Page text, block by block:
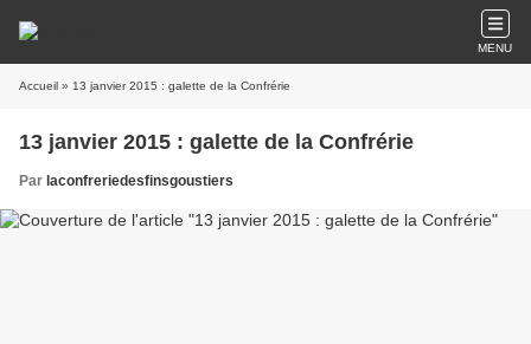
MENU
Accueil » 13 janvier 2015 : galette de la Confrérie
13 janvier 2015 : galette de la Confrérie
Par laconfreriedesfinsgoustiers